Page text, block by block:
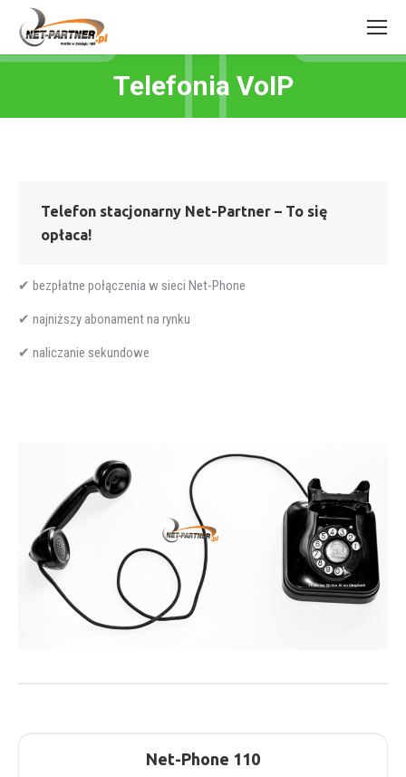
Telefonia VoIP
You are here:
Telefon stacjonarny Net-Partner – To się
opłaca!
✔ bezpłatne połączenia w sieci Net-Phone
✔ najniższy abonament na rynku
✔ naliczanie sekundowe
Net-Phone 110